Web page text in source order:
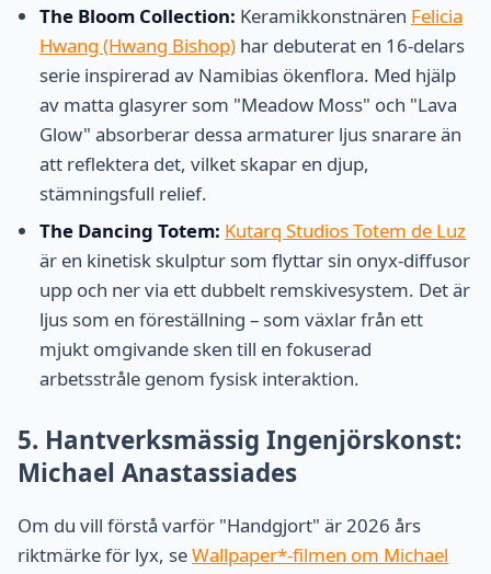
The Bloom Collection: Keramikkonstnären Felicia
Hwang (Hwang Bishop) har debuterat en 16-delars
serie inspirerad av Namibias ökenflora. Med hjälp
av matta glasyrer som "Meadow Moss" och "Lava
Glow" absorberar dessa armaturer ljus snarare än
att reflektera det, vilket skapar en djup,
stämningsfull relief.
The Dancing Totem: Kutarq Studios Totem de Luz
är en kinetisk skulptur som flyttar sin onyx-diffusor
upp och ner via ett dubbelt remskivesystem. Det är
ljus som en föreställning – som växlar från ett
mjukt omgivande sken till en fokuserad
arbetsstråle genom fysisk interaktion.
5. Hantverksmässig Ingenjörskonst:
Michael Anastassiades
Om du vill förstå varför "Handgjort" är 2026 års
riktmärke för lyx, seWallpaper*-filmen om Michael